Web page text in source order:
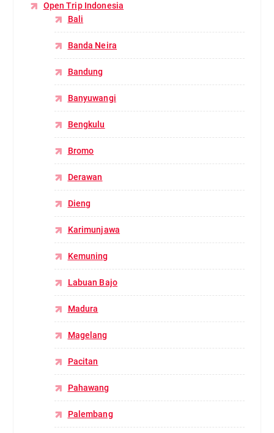
Open Trip Indonesia
Bali
Banda Neira
Bandung
Banyuwangi
Bengkulu
Bromo
Derawan
Dieng
Karimunjawa
Kemuning
Labuan Bajo
Madura
Magelang
Pacitan
Pahawang
Palembang